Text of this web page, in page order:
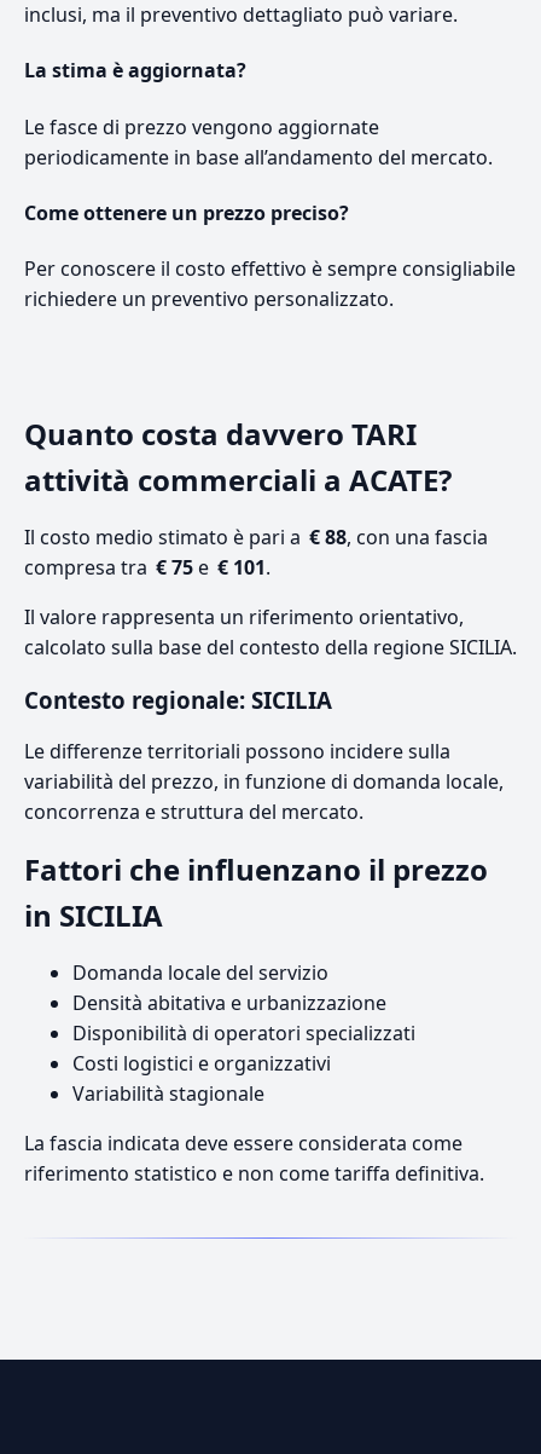
inclusi, ma il preventivo dettagliato può variare.
La stima è aggiornata?
Le fasce di prezzo vengono aggiornate
periodicamente in base all’andamento del mercato.
Come ottenere un prezzo preciso?
Per conoscere il costo effettivo è sempre consigliabile
richiedere un preventivo personalizzato.
Quanto costa davvero TARI
attività commerciali a ACATE?
Il costo medio stimato è pari a € 88, con una fascia
compresa tra € 75e € 101.
Il valore rappresenta un riferimento orientativo,
calcolato sulla base del contesto della regione SICILIA.
Contesto regionale: SICILIA
Le differenze territoriali possono incidere sulla
variabilità del prezzo, in funzione di domanda locale,
concorrenza e struttura del mercato.
Fattori che influenzano il prezzo
in SICILIA
Domanda locale del servizio
Densità abitativa e urbanizzazione
Disponibilità di operatori specializzati
Costi logistici e organizzativi
Variabilità stagionale
La fascia indicata deve essere considerata come
riferimento statistico e non come tariffa definitiva.